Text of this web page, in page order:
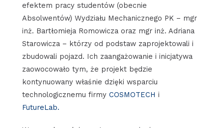
efektem pracy studentów (obecnie
Absolwentów) Wydziału Mechanicznego PK – mgr
inż. Bartłomieja Romowicza oraz mgr inż. Adriana
Starowicza – którzy od podstaw zaprojektowali i
zbudowali pojazd. Ich zaangażowanie i inicjatywa
zaowocowało tym, że projekt będzie
kontynuowany właśnie dzięki wsparciu
technologicznemu firmy COSMOTECH i
FutureLab.